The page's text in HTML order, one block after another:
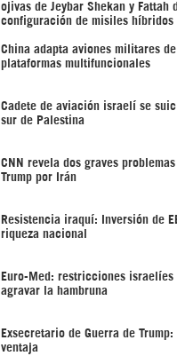
ojivas de Jeybar Shekan y Fattah
configuración de misiles híbridos
China adapta aviones militares
plataformas multifuncionales
Cadete de aviación israelí se
sur de Palestina
CNN revela dos graves
Trump por Irán
Resistencia iraquí: Inversión de
riqueza nacional
Euro-Med: restricciones israelíes
agravar la hambruna
Exsecretario de Guerra de
ventaja